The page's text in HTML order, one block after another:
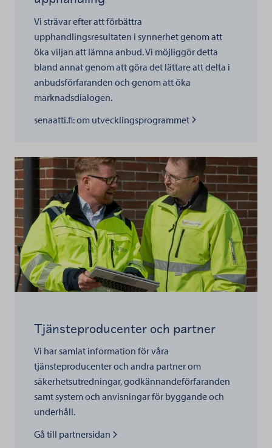
Vi strävar efter att förbättra
upphandlingsresultaten i synnerhet genom att
öka viljan att lämna anbud. Vi möjliggör detta
bland annat genom att göra det lättare att delta i
anbudsförfaranden och genom att öka
marknadsdialogen.
Lue lisää kohteesta
senaatti.fi: om utvecklingsprogrammet
Tjänsteproducenter och partner
Vi har samlat information för våra
tjänsteproducenter och andra partner om
säkerhetsutredningar, godkännandeförfaranden
samt system och anvisningar för byggande och
underhåll.
Lue lisää kohteesta
Gå till partnersidan